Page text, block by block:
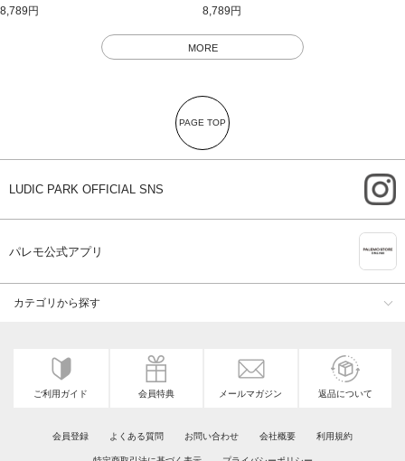
8,789円 8,789円
MORE
PAGE TOP
LUDIC PARK OFFICIAL SNS
パレモ公式アプリ
カテゴリから探す
ご利用ガイド 会員特典 メールマガジン 返品について
会員登録 よくある質問 お問い合わせ 会社概要 利用規約